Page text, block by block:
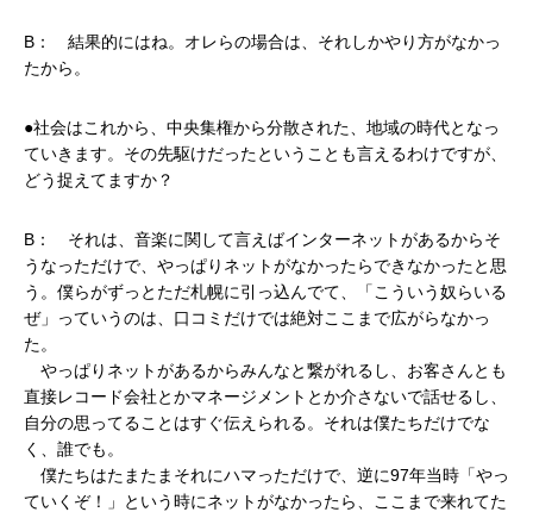
B： 結果的にはね。オレらの場合は、それしかやり方がなかっ
たから。
●社会はこれから、中央集権から分散された、地域の時代となっ
ていきます。その先駆けだったということも言えるわけですが、
どう捉えてますか？
B： それは、音楽に関して言えばインターネットがあるからそ
うなっただけで、やっぱりネットがなかったらできなかったと思
う。僕らがずっとただ札幌に引っ込んでて、「こういう奴らいる
ぜ」っていうのは、口コミだけでは絶対ここまで広がらなかっ
た。
やっぱりネットがあるからみんなと繋がれるし、お客さんとも
直接レコード会社とかマネージメントとか介さないで話せるし、
自分の思ってることはすぐ伝えられる。それは僕たちだけでな
く、誰でも。
僕たちはたまたまそれにハマっただけで、逆に97年当時「やっ
ていくぞ！」という時にネットがなかったら、ここまで来れてた